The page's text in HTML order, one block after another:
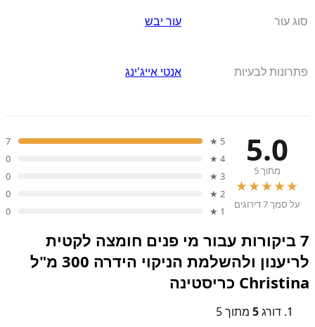
סוג עור עור יבש
פתרונות לבעיות אנטי אייג'ינג
5.0
מתוך 5
★★★★★
על סמך 7 דירוגים
5 ★
7
4 ★
0
3 ★
0
2 ★
0
1 ★
0
7 ביקורות עבור
מי פנים חומצה לקטית
לריענון ולהשלמת הניקוי הידרה 300 מ"ל
Christina כריסטינה
דורג5 מתוך 5